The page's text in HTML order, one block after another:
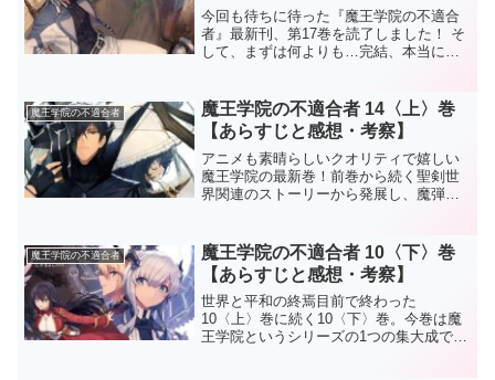
今回も待ちに待った『魔王学院の不適合
者』最新刊、第17巻を読了しました！ そ
して、まずは何よりも…完結、本当にお
れたことに、心から感謝の気持ちでいっ
ぱいです。※ここか...
魔王学院の不適合者
魔王学院の不適合者 14〈上〉巻
【あらすじと感想・考察】
アニメも素晴らしいクオリティで嬉しい
魔王学院の最新巻！前巻から続く聖剣世
界関連のストーリーから発展し、魔弾世
す！！！魔王学院14上巻のストーリー亡
くなったハイフォリアの前聖...
魔王学院の不適合者
魔王学院の不適合者 10〈下〉巻
【あらすじと感想・考察】
世界と平和の終焉目前で終わった
10〈上〉巻に続く10〈下〉巻。今巻は魔
王学院というシリーズの1つの集大成であ